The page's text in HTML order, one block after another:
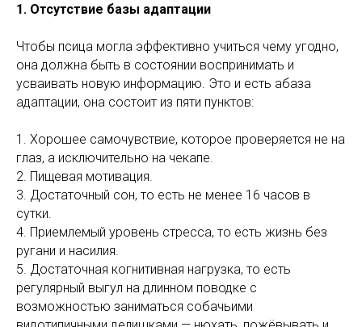
1. Отсутствие базы адаптации
Чтобы псица могла эффективно учиться чему угодно,
она должна быть в состоянии воспринимать и
усваивать новую информацию. Это и есть абаза
адаптации, она состоит из пяти пунктов:
1. Хорошее самочувствие, которое проверяется не на
глаз, а исключительно на чекапе.
2. Пищевая мотивация.
3. Достаточный сон, то есть не менее 16 часов в
сутки.
4. Приемлемый уровень стресса, то есть жизнь без
ругани и насилия.
5. Достаточная когнитивная нагрузка, то есть
регулярный выгул на длинном поводке с
возможностью заниматься собачьими